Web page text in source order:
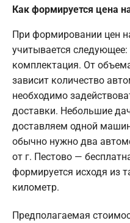
Как формируется цена
При формировании цен
учитывается следующее:
комплектация. От
зависит количество
необходимо
доставки. Небольшие
доставляем одной
обычно нужно два
от г. Пестово —
формируется исходя из
километр.
Предполагаемая